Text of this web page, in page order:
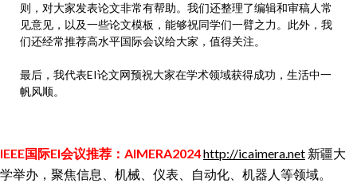
则，对大家发表论文非常有帮助。我们还整理了编辑和审稿人常
见意见，以及一些论文模板，能够祝同学们一臂之力。此外，我
们还经常推荐高水平国际会议给大家，值得关注。
最后，我代表EI论文网预祝大家在学术领域获得成功，生活中一
帆风顺。
IEEE国际EI会议推荐：AIMERA2024http://icaimera.net 新疆大
学举办，聚焦信息、机械、仪表、自动化、机器人等领域。